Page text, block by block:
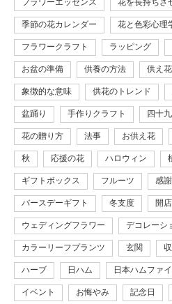
フラワーエッセンス 花を長持ちさ
季節の花カレンダー 花と色彩心理
フラワークラフト ラッピング
お盆の準備 供養の方法 供え
象徴的な意味 供花のトレンド
盆踊り 手作りクラフト 四十九
花の贈り方 法事 お供え花
秋 応援の花 ハロウィン
ギフトボックス フルーツ 感
バースデーギフト 冬支度 開
ウェディングフラワー デコレーシ
カラーリーフプランツ 玄関
ハーブ 日ハム 日本ハムファ
イベント お悔やみ 記念日